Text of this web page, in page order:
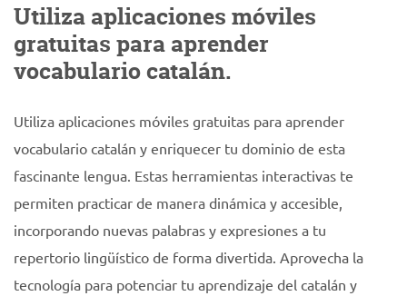
Utiliza aplicaciones móviles
gratuitas para aprender
vocabulario catalán.
Utiliza aplicaciones móviles gratuitas para aprender
vocabulario catalán y enriquecer tu dominio de esta
fascinante lengua. Estas herramientas interactivas te
permiten practicar de manera dinámica y accesible,
incorporando nuevas palabras y expresiones a tu
repertorio lingüístico de forma divertida. Aprovecha la
tecnología para potenciar tu aprendizaje del catalán y